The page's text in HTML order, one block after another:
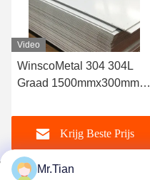
Video
Volledige specificaties
1250mmx2500mmx0.7mm
roestvrij staalplaat 304
304L kwaliteitKrijg Beste Prijs
Mr.Tian